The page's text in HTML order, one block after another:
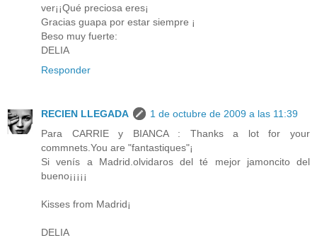
ver¡¡Qué preciosa eres¡
Gracias guapa por estar siempre ¡
Beso muy fuerte:
DELIA
Responder
RECIEN LLEGADA
1 de octubre de 2009 a las 11:39
Para CARRIE y BIANCA : Thanks a lot for your
commnets.You are "fantastiques"¡
Si venís a Madrid.olvidaros del té mejor jamoncito del
bueno¡¡¡¡¡
Kisses from Madrid¡
DELIA